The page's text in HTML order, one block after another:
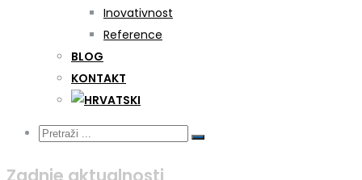
Inovativnost
Reference
BLOG
KONTAKT